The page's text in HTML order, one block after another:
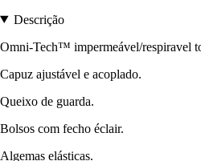
Descrição
Omni-Tech™ impermeável/respiravel
Capuz ajustável e acoplado.
Queixo de guarda.
Bolsos com fecho éclair.
Algemas elásticas.